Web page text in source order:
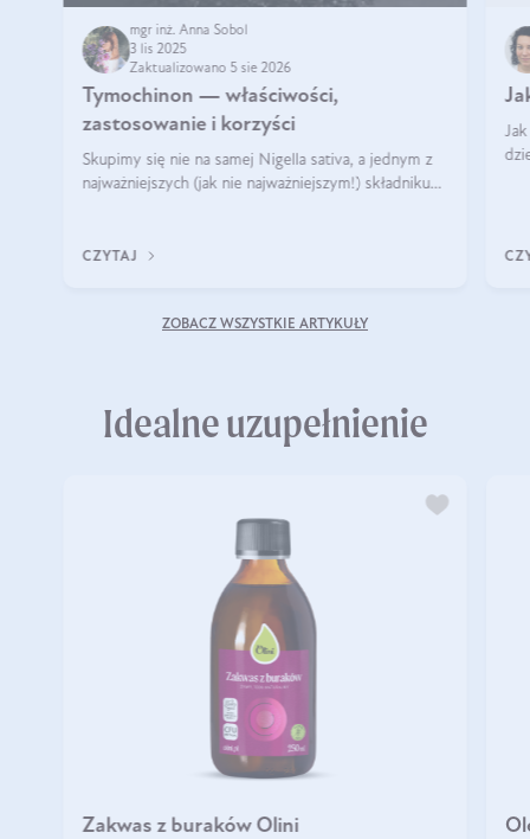
mgr inż. Anna Sobol
3 lis 2025
Zaktualizowano 5 sie 2026
Tymochinon — właściwości,
zastosowanie i korzyści
Skupimy się nie na samej Nigella sativa, a jednym z
najważniejszych (jak nie najważniejszym!) składniku
CZYTAJ
ZOBACZ WSZYSTKIE ARTYKUŁY
Idealne uzupełnienie
Zakwas z buraków Olini